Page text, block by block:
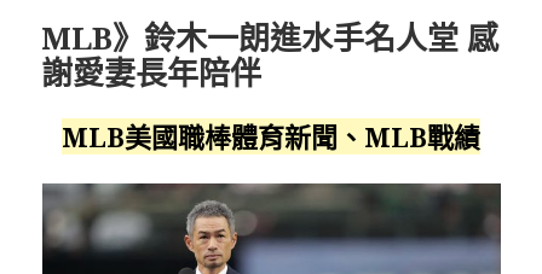
MLB》鈴木一朗進水手名人堂 感
謝愛妻長年陪伴
MLB美國職棒體育新聞、MLB戰績